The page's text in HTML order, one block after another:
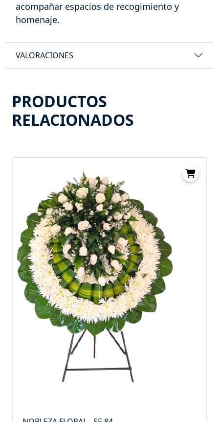
acompañar espacios de recogimiento y
homenaje.
VALORACIONES
PRODUCTOS
RELACIONADOS